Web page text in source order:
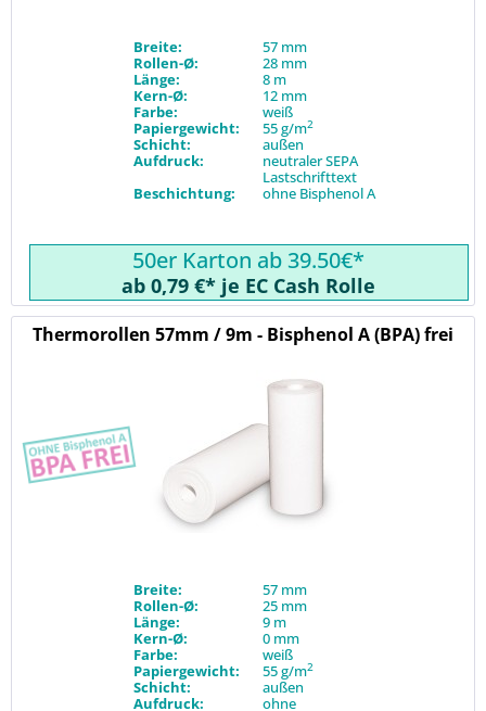
Breite:
57 mm
Rollen-Ø:
28 mm
Länge:
8 m
Kern-Ø:
12 mm
Farbe:
weiß
Papiergewicht:
55 g/m2
Schicht:
außen
Aufdruck:
neutraler SEPA
Lastschrifttext
Beschichtung:
ohne Bisphenol A
50er Karton ab 39.50€*
ab 0,79 €* je EC Cash Rolle
Thermorollen 57mm / 9m - Bisphenol A (BPA) frei
Breite:
57 mm
Rollen-Ø:
25 mm
Länge:
9 m
Kern-Ø:
0 mm
Farbe:
weiß
Papiergewicht:
55 g/m2
Schicht:
außen
Aufdruck:
ohne